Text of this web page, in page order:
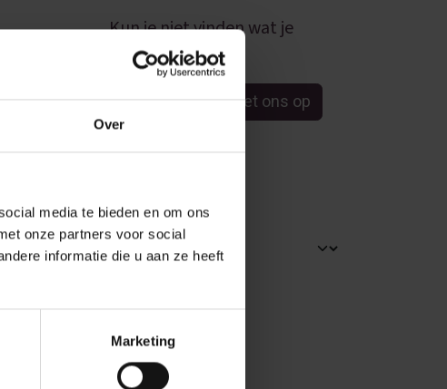
Over
media te bieden en om ons
onze partners voor social
informatie die u aan ze heeft
Marketing
198
Kun je niet vinden wat je
zoekt?
Neem contact met ons op